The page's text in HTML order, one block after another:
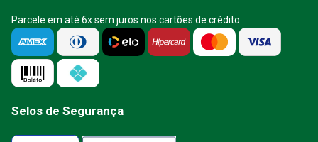
Parcele em até 6x sem juros nos cartões de crédito
Selos de Segurança